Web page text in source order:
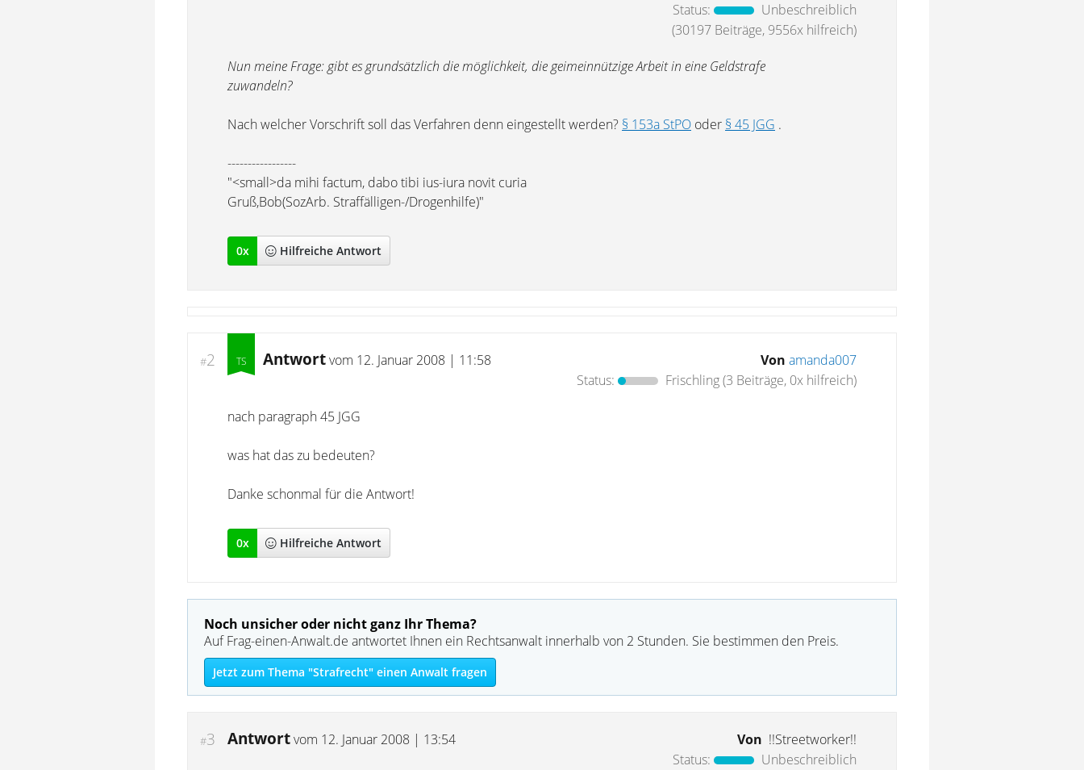
Status:
Unbeschreiblich
(30197 Beiträge, 9556x hilfreich)
Nun meine Frage: gibt es grundsätzlich die möglichkeit, die geimeinnützige Arbeit in eine Geldstrafe
zuwandeln?
Nach welcher Vorschrift soll das Verfahren denn eingestellt werden? § 153a StPO oder § 45 JGG .
-----------------
"<small>da mihi factum, dabo tibi ius-iura novit curia
Gruß,Bob(SozArb. Straffälligen-/Drogenhilfe)"
0x Hilfreiche Antwort
#2 Antwortvom 12. Januar 2008 | 11:58 Von amanda007
Status:
Frischling(3 Beiträge, 0x hilfreich)
nach paragraph 45 JGG
was hat das zu bedeuten?
Danke schonmal für die Antwort!
0x Hilfreiche Antwort
Noch unsicher oder nicht ganz Ihr Thema?
Auf Frag-einen-Anwalt.de antwortet Ihnen ein Rechtsanwalt innerhalb von 2 Stunden. Sie bestimmen den Preis.
Jetzt zum Thema "Strafrecht" einen Anwalt fragen
#3 Antwortvom 12. Januar 2008 | 13:54 Von !!Streetworker!!
Status:
Unbeschreiblich